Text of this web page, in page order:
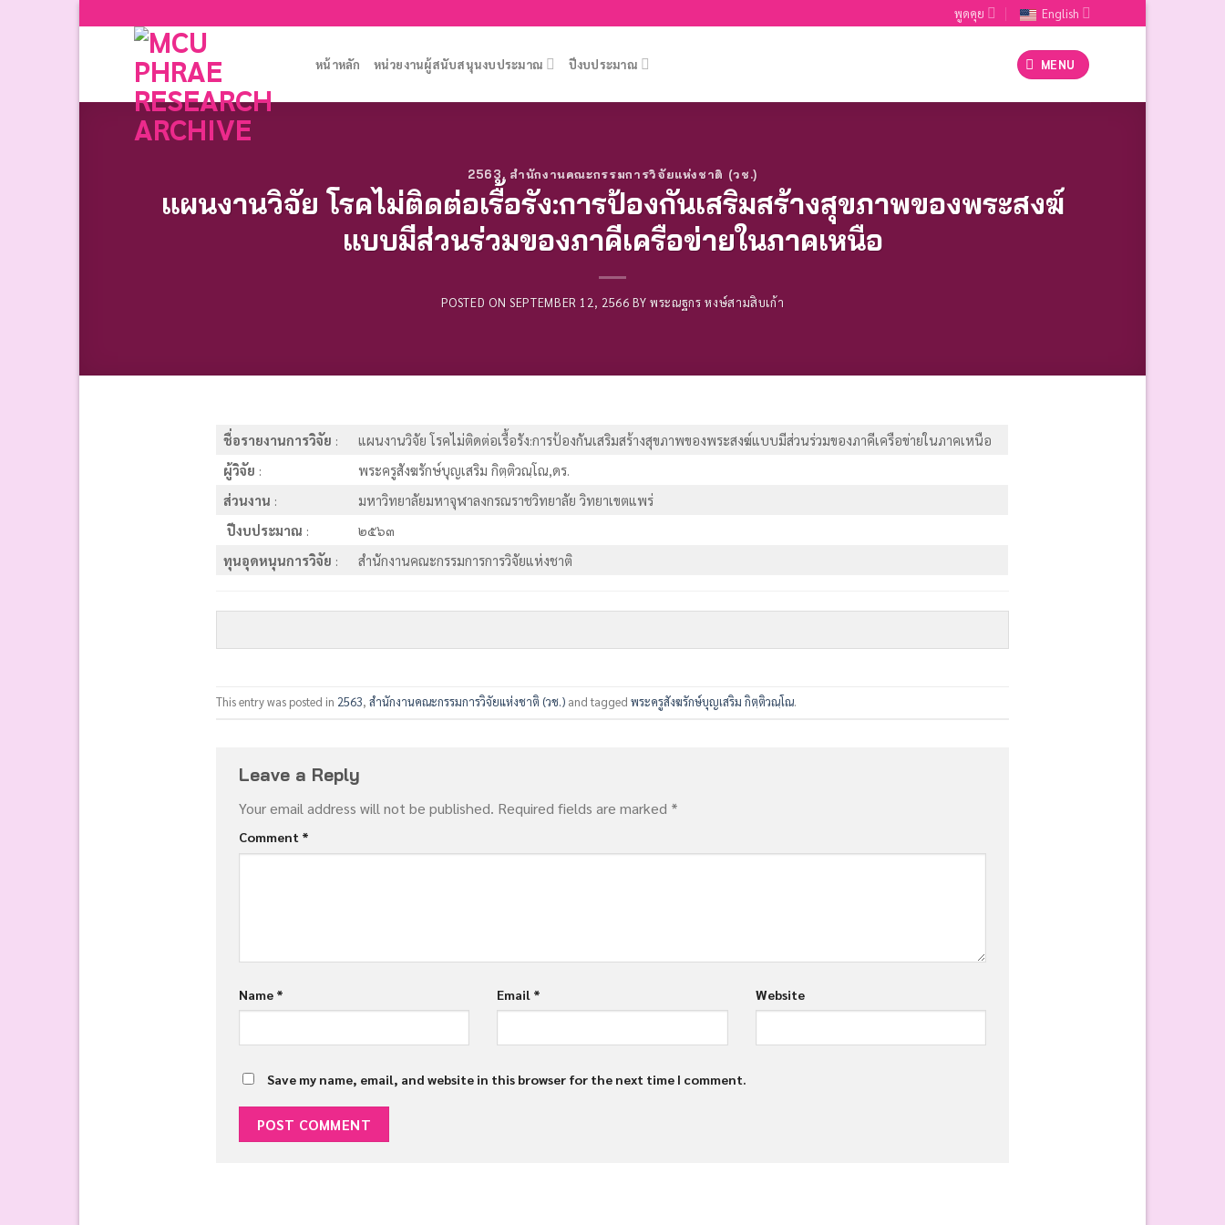
พูดคุย English
หน้าหลัก หน่วยงานผู้สนับสนุนงบประมาณ ปีงบประมาณ MENU
2563, สำนักงานคณะกรรมการวิจัยแห่งชาติ (วช.)
แผนงานวิจัย โรคไม่ติดต่อเรื้อรัง:การป้องกันเสริมสร้างสุขภาพของพระสงฆ์
แบบมีส่วนร่วมของภาคีเครือข่ายในภาคเหนือ
POSTED ONSEPTEMBER 12, 2566 BYพระณฐกร หงษ์สามสิบเก้า
ชื่อรายงานการวิจัย :
แผนงานวิจัย โรคไม่ติดต่อเรื้อรัง:การป้องกันเสริมสร้างสุขภาพของพระสงฆ์แบบมีส่วนร่วมของภาคีเครือข่ายในภาคเหนือ
ผู้วิจัย :
พระครูสังฆรักษ์บุญเสริม กิตฺติวณฺโณ,ดร.
ส่วนงาน :
มหาวิทยาลัยมหาจุฬาลงกรณราชวิทยาลัย วิทยาเขตแพร่
ปีงบประมาณ :
๒๕๖๓
ทุนอุดหนุนการวิจัย : สำนักงานคณะกรรมการการวิจัยแห่งชาติ
This entry was posted in 2563, สำนักงานคณะกรรมการวิจัยแห่งชาติ (วช.) and tagged พระครูสังฆรักษ์บุญเสริม กิตฺติวณฺโณ.
Leave a Reply
Your email address will not be published. Required fields are marked *
Comment *
Name * Email * Website
Save my name, email, and website in this browser for the next time I comment.